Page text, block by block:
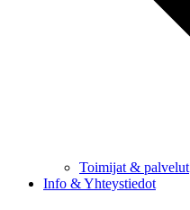
Toimijat & palvelut
Info & Yhteystiedot